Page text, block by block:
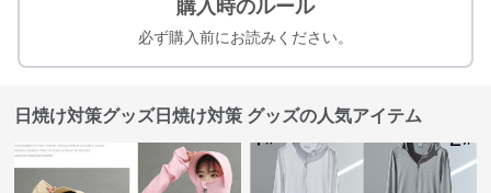
購入時のルール
必ず購入前にお読みください。
日焼け対策グッズ日焼け対策 グッズの人気アイテム